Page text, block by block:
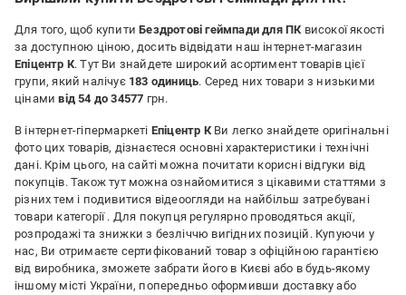
Для того, щоб купитиБездротові геймпади для ПКвисокої якості
за доступною ціною, досить відвідати наш інтернет-магазин
Епіцентр К. Тут Ви знайдете широкий асортимент товарів цієї
групи, який налічує 183 одиниць. Серед них товари з низькими
цінамивід 54 до 34577 грн.
В інтернет-гіпермаркеті Епіцентр КВи легко знайдете оригінальні
фото цих товарів, дізнаєтеся основні характеристики і технічні
дані. Крім цього, на сайті можна почитати корисні відгуки від
покупців. Також тут можна ознайомитися з цікавими статтями з
різних тем і подивитися відеоогляди на найбільш затребувані
товари категорії . Для покупця регулярно проводяться акції,
розпродажі та знижки з безліччю вигідних позицій. Купуючи у
нас, Ви отримаєте сертифікований товар з офіційною гарантією
від виробника, зможете забрати його в Києві або в будь-якому
іншому місті України, попередньо оформивши доставку або